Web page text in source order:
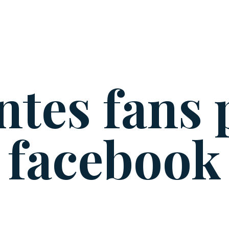
fans
facebook